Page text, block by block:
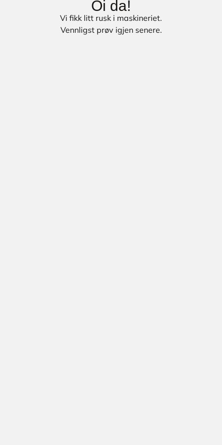
Oi da!
Vi fikk litt rusk i maskineriet.
Vennligst prøv igjen senere.